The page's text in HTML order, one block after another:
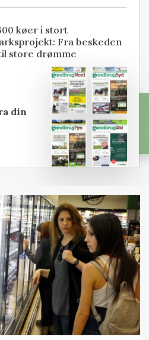
køer i stort
Fra beskeden
store drømme
din